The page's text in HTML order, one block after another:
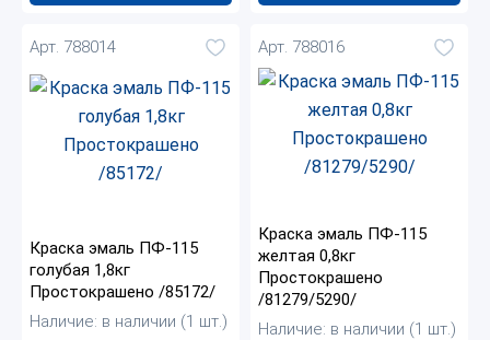
Арт. 788014
Краска эмаль ПФ-115
голубая 1,8кг
Простокрашено /85172/
Наличие: в наличии (1 шт.)
Арт. 788016
Краска эмаль ПФ-115
желтая 0,8кг
Простокрашено
/81279/5290/
Наличие: в наличии (1 шт.)